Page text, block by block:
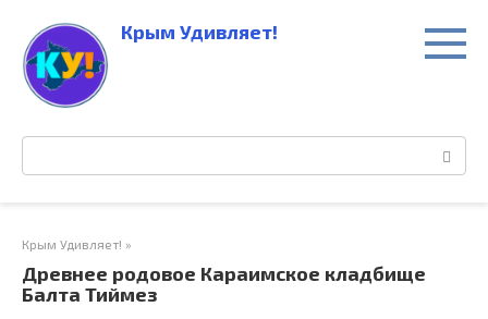
контенту
Крым Удивляет!
Крым Удивляет! »
Древнее родовое Караимское кладбище
Балта Тиймез